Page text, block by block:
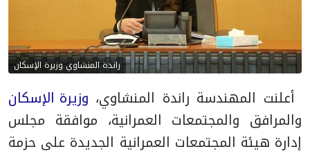
راندة المنشاوي وزيرة الإسكان
أعلنت المهندسة راندة المنشاوي، وزيرة الإسكان
والمرافق والمجتمعات العمرانية، موافقة مجلس
إدارة هيئة المجتمعات العمرانية الجديدة على حزمة